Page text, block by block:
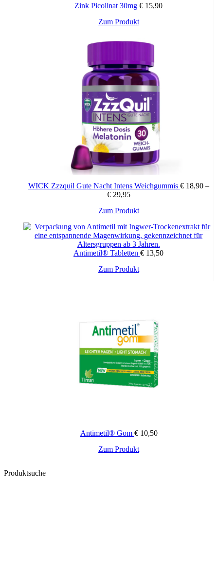
Zink Picolinat 30mg € 15,90
Zum Produkt
WICK Zzzquil Gute Nacht Intens Weichgummis €18,90–
€29,95
Zum ProduktDieses
weist
mehrere
Varianten
auf.
Optionen
werden
Antimetil® Tabletten € 13,50
Zum Produkt
Antimetil® Gom €10,50
Zum Produkt
Produktsuche